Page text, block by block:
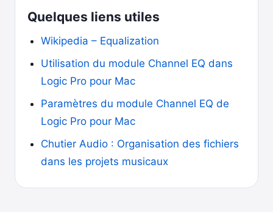
Quelques liens utiles
Wikipedia – Equalization
Utilisation du module Channel EQ dans
Logic Pro pour Mac
Paramètres du module Channel EQ de
Logic Pro pour Mac
Chutier Audio : Organisation des fichiers
dans les projets musicaux